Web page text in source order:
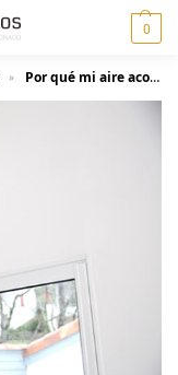
0
» Por qué mi aire acondicionado necesita mantenimiento